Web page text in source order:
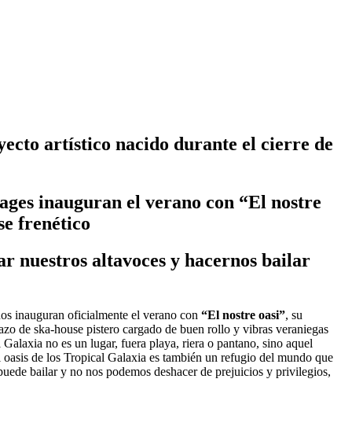
artístico nacido durante el cierre de
inauguran el verano con “El nostre
frenético
nuestros altavoces y hacernos bailar
inauguran oficialmente el verano con “El nostre oasi”, su
de ska-house pistero cargado de buen rollo y vibras veraniegas
no es un lugar, fuera playa, riera o pantano, sino aquel
de los Tropical Galaxia es también un refugio del mundo que
bailar y no nos podemos deshacer de prejuicios y privilegios,